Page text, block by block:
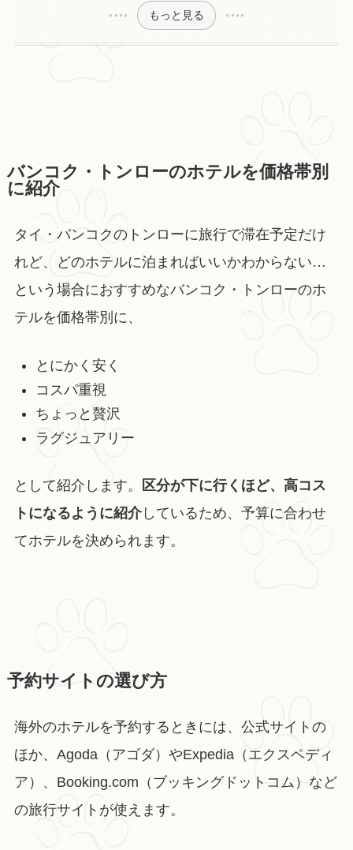
もっと見る
バンコク・トンローのホテルを価格帯別
に紹介
タイ・バンコクのトンローに旅行で滞在予定だけ
れど、どのホテルに泊まればいいかわからない…
という場合におすすめなバンコク・トンローのホ
テルを価格帯別に、
とにかく安く
コスパ重視
ちょっと贅沢
ラグジュアリー
として紹介します。
区分が下に行くほど、高コス
トになるように紹介しているため、予算に合わせ
てホテルを決められます。
予約サイトの選び方
海外のホテルを予約するときには、公式サイトの
ほか、Agoda（アゴダ）やExpedia（エクスペディ
ア）、Booking.com（ブッキングドットコム）など
の旅行サイトが使えます。